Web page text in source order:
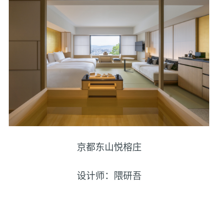
京都东山悦榕庄
设计师：隈研吾